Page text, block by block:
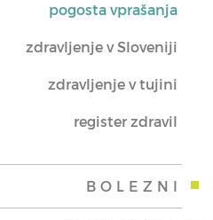
pogosta vprašanja
zdravljenje v Sloveniji
zdravljenje v tujini
register zdravil
BOLEZNI